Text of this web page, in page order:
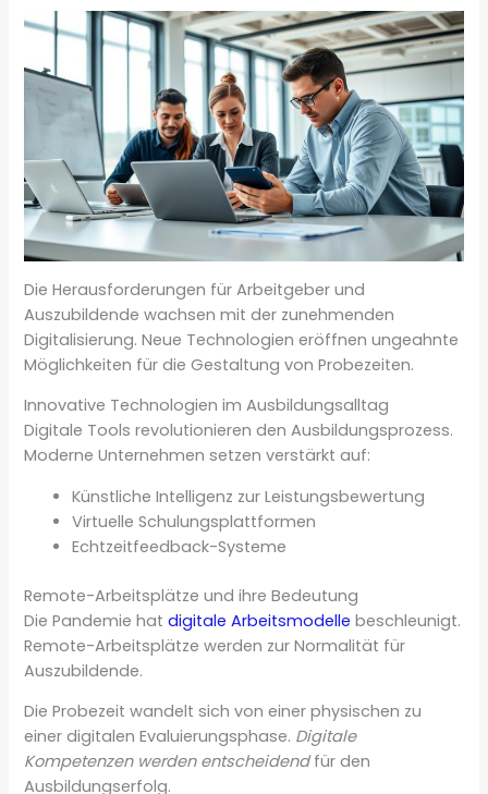
Die Herausforderungen für Arbeitgeber und
Auszubildende wachsen mit der zunehmenden
Digitalisierung. Neue Technologien eröffnen ungeahnte
Möglichkeiten für die Gestaltung von Probezeiten.
Innovative Technologien im Ausbildungsalltag
Digitale Tools revolutionieren den Ausbildungsprozess.
Moderne Unternehmen setzen verstärkt auf:
Künstliche Intelligenz zur Leistungsbewertung
Virtuelle Schulungsplattformen
Echtzeitfeedback-Systeme
Remote-Arbeitsplätze und ihre Bedeutung
Die Pandemie hatdigitale Arbeitsmodelle beschleunigt.
Remote-Arbeitsplätze werden zur Normalität für
Auszubildende.
Die Probezeit wandelt sich von einer physischen zu
einer digitalen Evaluierungsphase. Digitale
Kompetenzen werden entscheidendfür den
Ausbildungserfolg.